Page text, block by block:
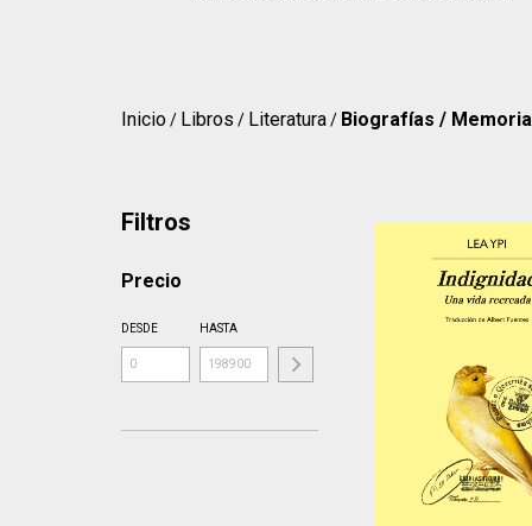
Inicio/ Libros / Literatura/ Biografías /
Filtros
Precio
DESDE HASTA